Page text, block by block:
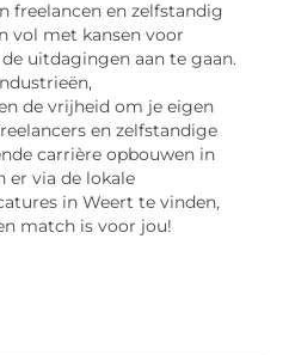
freelancen en zelfstandig
vol met kansen voor
uitdagingen aan te gaan.
de vrijheid om je eigen
en zelfstandige
carrière opbouwen in
er via de lokale
in Weert te vinden,
match is voor jou!